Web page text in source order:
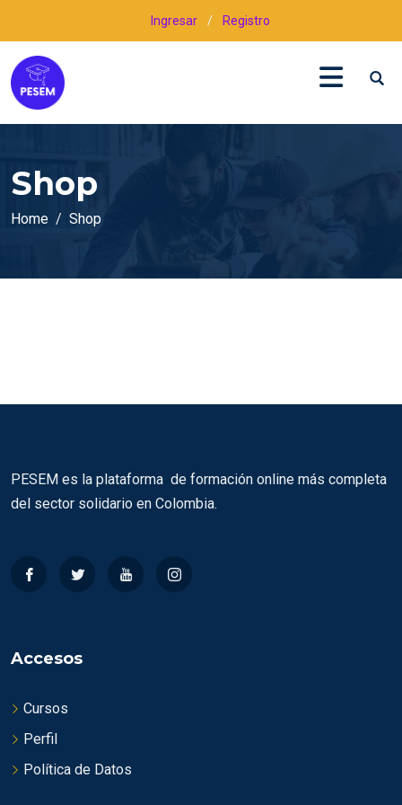
Ingresar / Registro
Shop
Home Shop
PESEM es la plataforma de formación online más completa
del sector solidario en Colombia.
Accesos
Cursos
Perfil
Política de Datos